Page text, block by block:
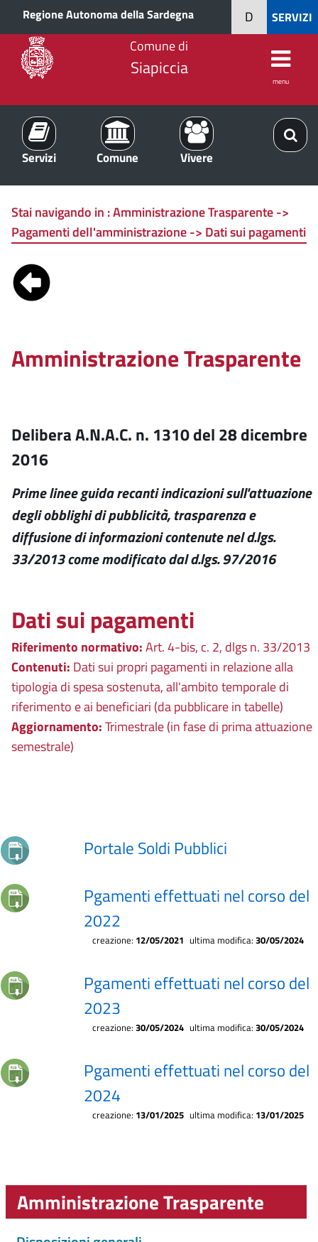
Regione Autonoma della Sardegna SERVIZI
D
Comune di
Siapiccia
menu
Servizi Comune Vivere
Stai navigando in :Amministrazione Trasparente ->
Pagamenti dell'amministrazione -> Dati sui pagamenti
Amministrazione Trasparente
Delibera A.N.A.C. n. 1310 del 28 dicembre
2016
Prime linee guida recanti indicazioni sull'attuazione
degli obblighi di pubblicità, trasparenza e
diffusione di informazioni contenute nel d.lgs.
33/2013 come modificato dal d.lgs. 97/2016
Dati sui pagamenti
Riferimento normativo:Art. 4-bis, c. 2, dlgs n. 33/2013
Contenuti: Dati sui propri pagamenti in relazione alla
tipologia di spesa sostenuta, all'ambito temporale di
riferimento e ai beneficiari (da pubblicare in tabelle)
Aggiornamento:Trimestrale (in fase di prima attuazione
semestrale)
Portale Soldi Pubblici
Pgamenti effettuati nel corso del
2022
creazione: 12/05/2021 ultima modifica: 30/05/2024
Pgamenti effettuati nel corso del
2023
creazione: 30/05/2024 ultima modifica: 30/05/2024
Pgamenti effettuati nel corso del
2024
creazione: 13/01/2025 ultima modifica: 13/01/2025
Amministrazione Trasparente